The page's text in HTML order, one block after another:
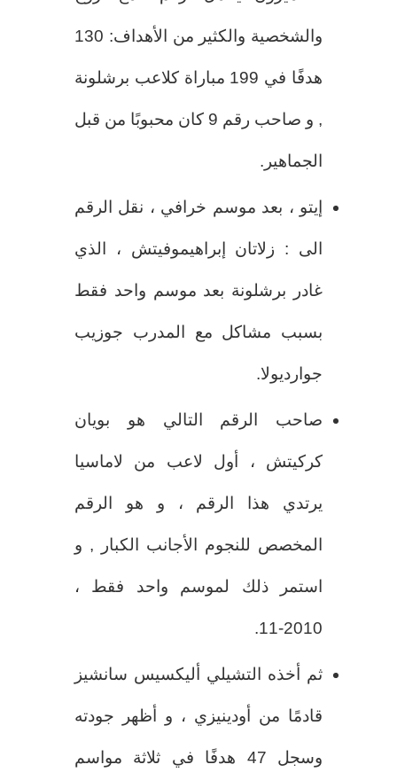
والشخصية والكثير من الأهداف: 130
هدفًا في 199 مباراة كلاعب برشلونة
, و صاحب رقم 9 كان محبوبًا من قبل
الجماهير.
إيتو ، بعد موسم خرافي ، نقل الرقم
الى : زلاتان إبراهيموفيتش ، الذي
غادر برشلونة بعد موسم واحد فقط
بسبب مشاكل مع المدرب جوزيب
جوارديولا.
صاحب الرقم التالي هو بويان
كركيتش ، أول لاعب من لاماسيا
يرتدي هذا الرقم ، و هو الرقم
المخصص للنجوم الأجانب الكبار , و
استمر ذلك لموسم واحد فقط ،
2010-11.
ثم أخذه التشيلي أليكسيس سانشيز
قادمًا من أودينيزي ، و أظهر جودته
وسجل 47 هدفًا في ثلاثة مواسم